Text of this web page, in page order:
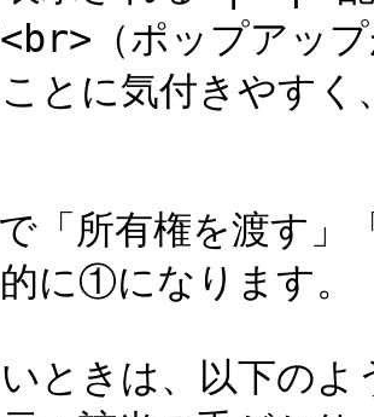
（ポップアッ
とに気付きやす
「所有権を渡す」
に①になります。
ときは、以下の